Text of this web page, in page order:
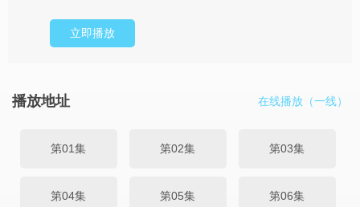
立即播放
播放地址 在线播放（一线）
第01集 第02集 第03集
第04集 第05集 第06集